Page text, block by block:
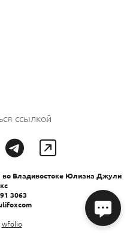
ссылкой
во Владивостоке Юлиана Джули
3063
wfolio